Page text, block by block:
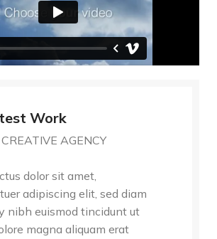
Work
AGENCY
dolor sit amet,
adipiscing elit, sed diam
nibh euismod tincidunt ut
magna aliquam erat